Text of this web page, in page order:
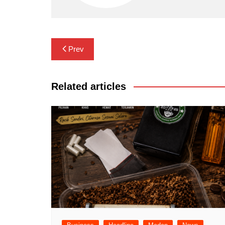
Navigasi
pos
Prev
Related articles